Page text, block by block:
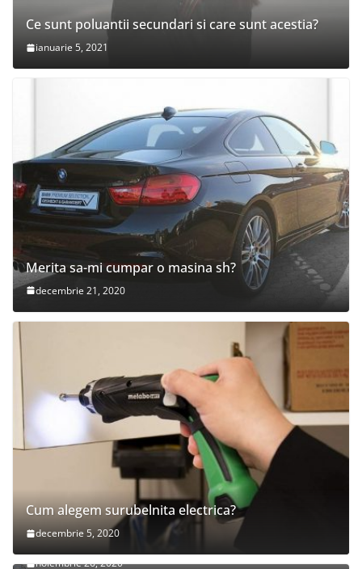
Ce sunt poluantii secundari si care sunt acestia?
ianuarie 5, 2021
Merita sa-mi cumpar o masina sh?
decembrie 21, 2020
Cum alegem surubelnita electrica?
decembrie 5, 2020
Cum sa alegi covorul pentru living?
noiembrie 26, 2020